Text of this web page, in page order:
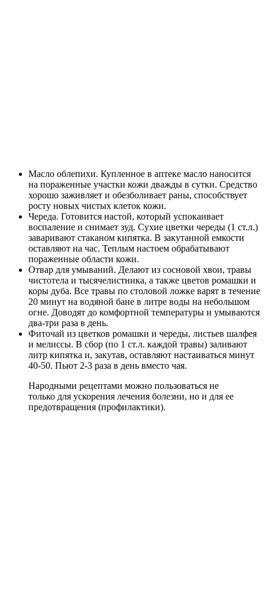
Масло облепихи. Купленное в аптеке масло наносится
на пораженные участки кожи дважды в сутки. Средство
хорошо заживляет и обезболивает раны, способствует
росту новых чистых клеток кожи.
Череда. Готовится настой, который успокаивает
воспаление и снимает зуд. Сухие цветки череды (1 ст.л.)
заваривают стаканом кипятка. В закутанной емкости
оставляют на час. Теплым настоем обрабатывают
пораженные области кожи.
Отвар для умываний. Делают из сосновой хвои, травы
чистотела и тысячелистника, а также цветов ромашки и
коры дуба. Все травы по столовой ложке варят в течение
20 минут на водяной бане в литре воды на небольшом
огне. Доводят до комфортной температуры и умываются
два-три раза в день.
Фиточай из цветков ромашки и череды, листьев шалфея
и мелиссы. В сбор (по 1 ст.л. каждой травы) заливают
литр кипятка и, закутав, оставляют настаиваться минут
40-50. Пьют 2-3 раза в день вместо чая.
Народными рецептами можно пользоваться не
только для ускорения лечения болезни, но и для ее
предотвращения (профилактики).